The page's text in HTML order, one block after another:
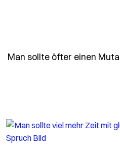
Man sollte öfter einen